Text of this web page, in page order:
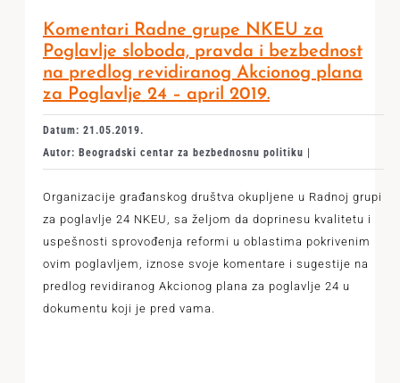
Komentari Radne grupe NKEU za
Poglavlje sloboda, pravda i bezbednost
na predlog revidiranog Akcionog plana
za Poglavlje 24 – april 2019.
Datum: 21.05.2019.
Autor: Beogradski centar za bezbednosnu politiku |
Organizacije građanskog društva okupljene u Radnoj grupi
za poglavlje 24 NKEU, sa željom da doprinesu kvalitetu i
uspešnosti sprovođenja reformi u oblastima pokrivenim
ovim poglavljem, iznose svoje komentare i sugestije na
predlog revidiranog Akcionog plana za poglavlje 24 u
dokumentu koji je pred vama.